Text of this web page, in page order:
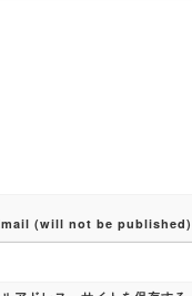
(will not be published)